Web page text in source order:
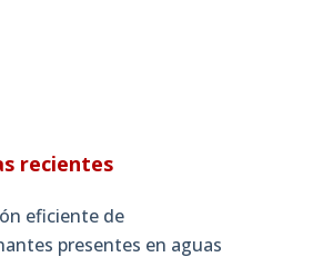
recientes
eficiente de
presentes en aguas